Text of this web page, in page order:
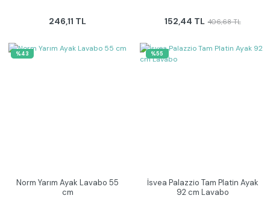
246,11 TL 152,44 TL 406,68 TL
%43
Norm Yarım Ayak Lavabo 55
cm
%55
İsvea Palazzio Tam Platin Ayak
92 cm Lavabo